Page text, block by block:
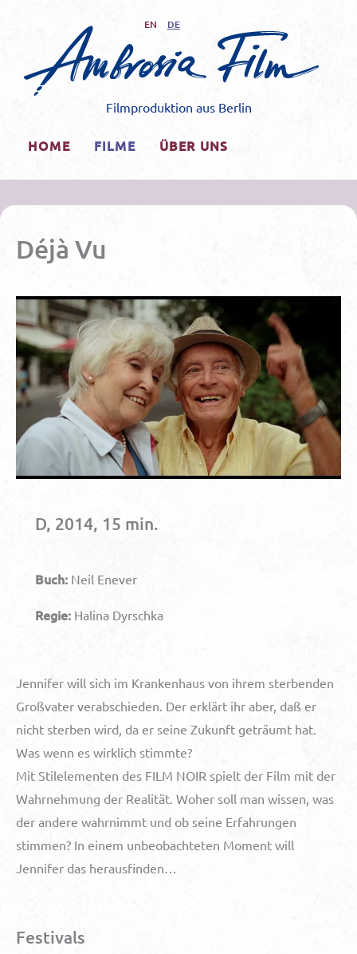
Filmproduktion aus Berlin
EN DE
HOME FILME ÜBER UNS
Déjà Vu
D, 2014, 15 min.
Buch: Neil Enever
Regie: Halina Dyrschka
Jennifer will sich im Krankenhaus von ihrem sterbenden
Großvater verabschieden. Der erklärt ihr aber, daß er
nicht sterben wird, da er seine Zukunft geträumt hat.
Was wenn es wirklich stimmte?
Mit Stilelementen des FILM NOIR spielt der Film mit der
Wahrnehmung der Realität. Woher soll man wissen, was
der andere wahrnimmt und ob seine Erfahrungen
stimmen? In einem unbeobachteten Moment will
Jennifer das herausfinden…
Festivals